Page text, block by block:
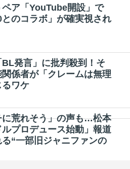
ペア「YouTube開設」で
とのコラボ」が確実視され
発言」に批判殺到！そ
係者が「クレームは無理
ワケ
に荒れそう」の声も…松本
プロデュース始動」報道
る“一部旧ジャニファンの